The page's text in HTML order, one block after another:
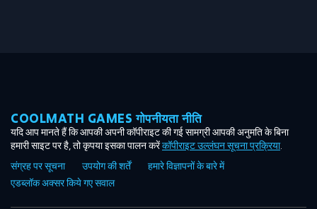
COOLMATH GAMES गोपनीयता नीति
यदि आप मानते हैं कि आपकी अपनी कॉपीराइट की गई सामग्री आपकी अनुमति के बिना
हमारी साइट पर है, तो कृपया इसका पालन करेंकॉपीराइट उल्लंघन सूचना प्रक्रिया.
संग्रह पर सूचना
उपयोग की शर्तें
हमारे विज्ञापनों के बारे में
एडब्लॉक अक्सर किये गए सवाल